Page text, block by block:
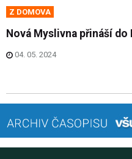
Z DOMOVA
Nová Myslivna přináší
04. 05. 2024